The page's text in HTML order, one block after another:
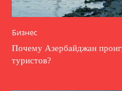
Бизнес
Почему Азербайджан
туристов?